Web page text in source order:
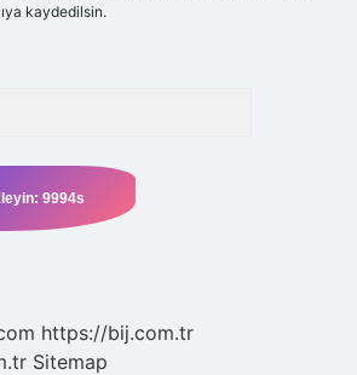
kaydedilsin.
https://bij.com.tr
Sitemap